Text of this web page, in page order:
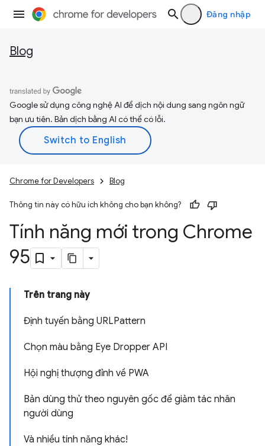
Đăng nhập
Blog
Google sử dụng công nghệ AI để dịch nội dung sang ngôn ngữ
bạn ưu tiên. Bản dịch bằng AI có thể có lỗi.
Chrome for Developers Blog
Thông tin này có hữu ích không cho bạn không?
Tính năng mới trong Chrome
95
Trên trang này
Định tuyến bằng URLPattern
Chọn màu bằng Eye Dropper API
Hội nghị thượng đỉnh về PWA
Bản dùng thử theo nguyên gốc để giảm tác nhân
người dùng
Và nhiều tính năng khác!